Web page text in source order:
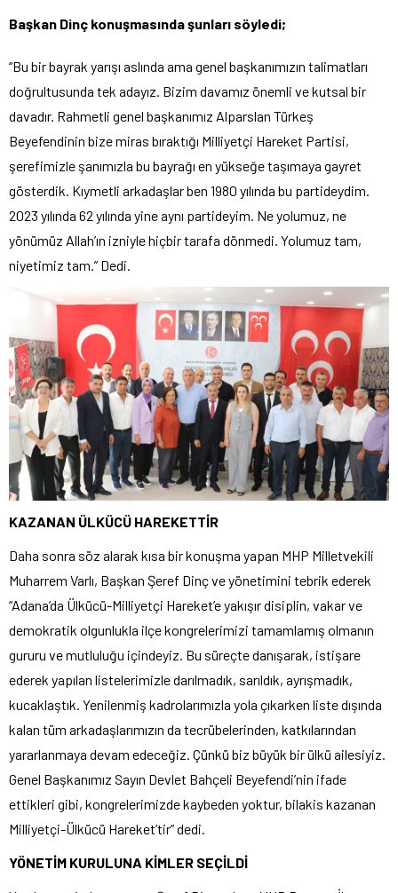
Başkan Dinç konuşmasında şunları söyledi;
“Bu bir bayrak yarışı aslında ama genel başkanımızın talimatları
doğrultusunda tek adayız. Bizim davamız önemli ve kutsal bir
davadır. Rahmetli genel başkanımız Alparslan Türkeş
Beyefendinin bize miras bıraktığı Milliyetçi Hareket Partisi,
şerefimizle şanımızla bu bayrağı en yükseğe taşımaya gayret
gösterdik. Kıymetli arkadaşlar ben 1980 yılında bu partideydim.
2023 yılında 62 yılında yine aynı partideyim. Ne yolumuz, ne
yönümüz Allah’ın izniyle hiçbir tarafa dönmedi. Yolumuz tam,
niyetimiz tam.” Dedi.
KAZANAN ÜLKÜCÜ HAREKETTİR
Daha sonra söz alarak kısa bir konuşma yapan MHP Milletvekili
Muharrem Varlı, Başkan Şeref Dinç ve yönetimini tebrik ederek
“Adana’da Ülkücü-Milliyetçi Hareket’e yakışır disiplin, vakar ve
demokratik olgunlukla ilçe kongrelerimizi tamamlamış olmanın
gururu ve mutluluğu içindeyiz. Bu süreçte danışarak, istişare
ederek yapılan listelerimizle darılmadık, sarıldık, ayrışmadık,
kucaklaştık. Yenilenmiş kadrolarımızla yola çıkarken liste dışında
kalan tüm arkadaşlarımızın da tecrübelerinden, katkılarından
yararlanmaya devam edeceğiz. Çünkü biz büyük bir ülkü ailesiyiz.
Genel Başkanımız Sayın Devlet Bahçeli Beyefendi’nin ifade
ettikleri gibi, kongrelerimizde kaybeden yoktur, bilakis kazanan
Milliyetçi-Ülkücü Hareket’tir” dedi.
YÖNETİM KURULUNA KİMLER SEÇİLDİ